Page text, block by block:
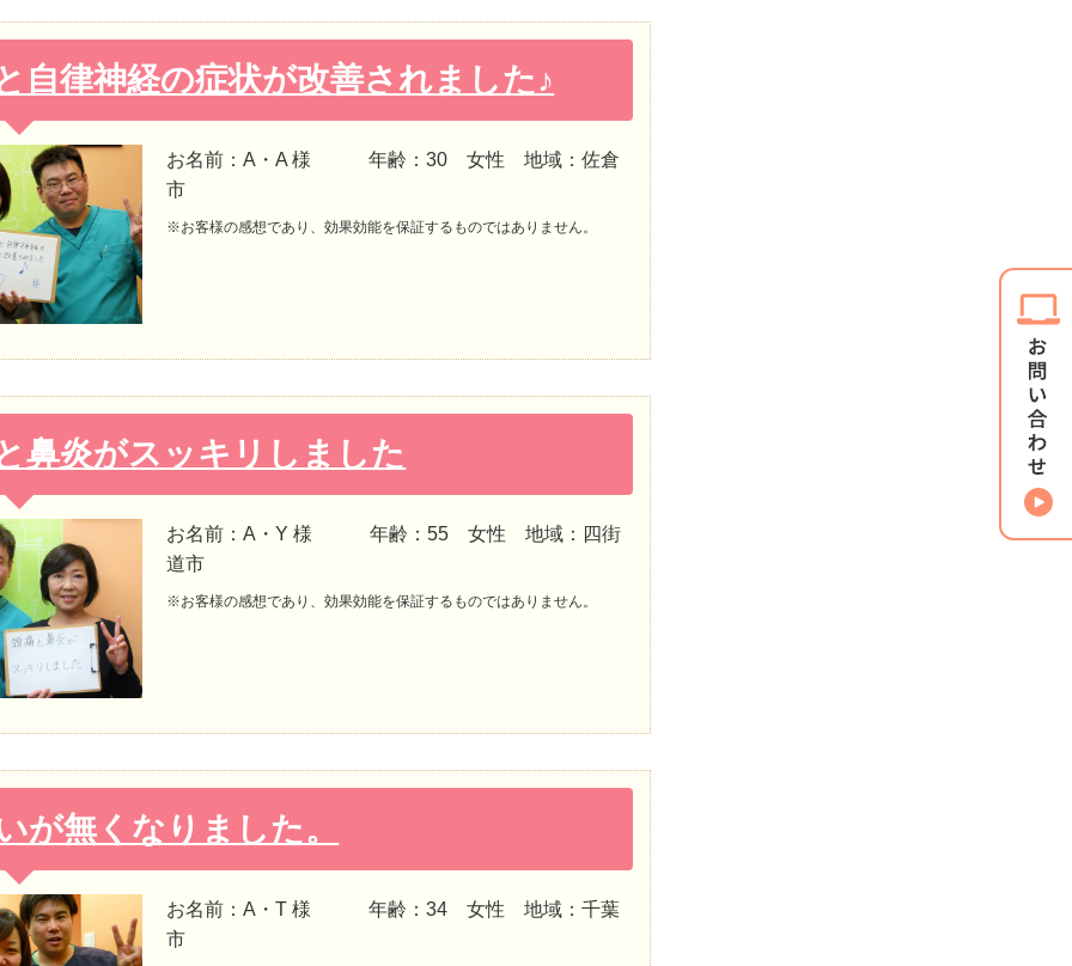
自律神経の症状が改善されました♪
お名前：A・A 様 年齢：30 女性 地域：佐倉
市
※お客様の感想であり、効果効能を保証するものではありません。
鼻炎がスッキリしました
お名前：A・Y 様 年齢：55 女性 地域：四街
道市
※お客様の感想であり、効果効能を保証するものではありません。
が無くなりました。
お名前：A・T 様 年齢：34 女性 地域：千葉
市